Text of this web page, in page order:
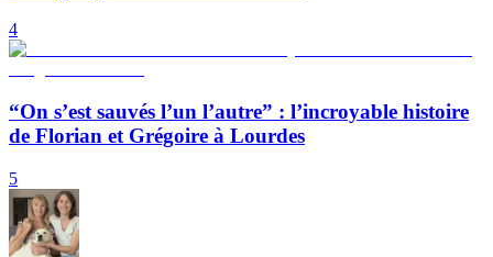
4
“On s’est sauvés l’un l’autre” : l’incroyable histoire
de Florian et Grégoire à Lourdes
5